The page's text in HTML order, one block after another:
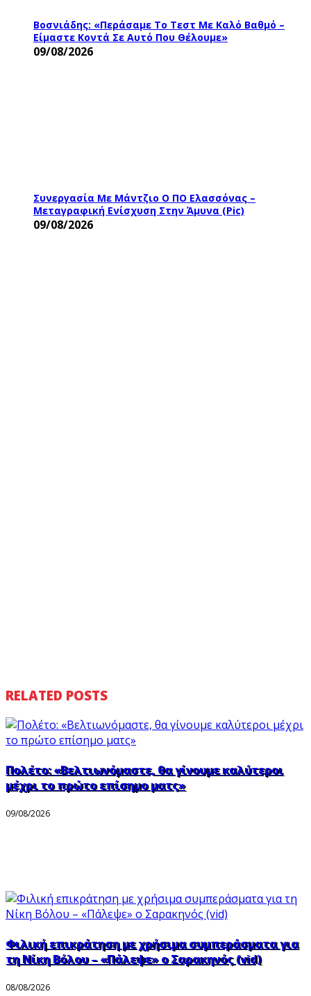
Βοσνιάδης: «Περάσαμε Το Τεστ Με Καλό Βαθμό –
Είμαστε Κοντά Σε Αυτό Που Θέλουμε»
09/08/2026
Συνεργασία Με Μάντζιο Ο ΠΟ Ελασσόνας –
Μεταγραφική Ενίσχυση Στην Άμυνα (pic)
09/08/2026
RELATED POSTS
Πολέτο: «Βελτιωνόμαστε, θα γίνουμε καλύτεροι
μέχρι το πρώτο επίσημο ματς»
09/08/2026
Φιλική επικράτηση με χρήσιμα συμπεράσματα για
τη Νίκη Βόλου – «Πάλεψε» ο Σαρακηνός (vid)
08/08/2026